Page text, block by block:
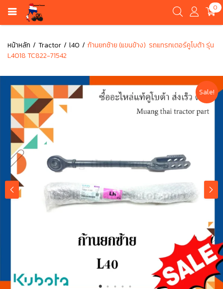
0
หน้าหลัก Tractor l40
ก้านยกซ้าย (แขนข้าง) รถแทรกเตอร์คูโบต้า รุ่น
L4018 TC822-71542
Sale!